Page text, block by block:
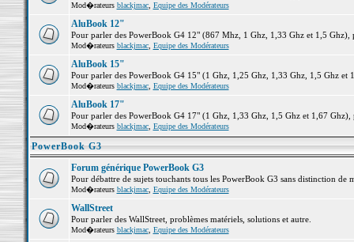
Mod�rateurs blackjmac, Equipe des Modérateurs
AluBook 12"
Pour parler des PowerBook G4 12" (867 Mhz, 1 Ghz, 1,33 Ghz et 1,5 Ghz),
Mod�rateurs blackjmac, Equipe des Modérateurs
AluBook 15"
Pour parler des PowerBook G4 15" (1 Ghz, 1,25 Ghz, 1,33 Ghz, 1,5 Ghz et
Mod�rateurs blackjmac, Equipe des Modérateurs
AluBook 17"
Pour parler des PowerBook G4 17" (1 Ghz, 1,33 Ghz, 1,5 Ghz et 1,67 Ghz),
Mod�rateurs blackjmac, Equipe des Modérateurs
PowerBook G3
Forum générique PowerBook G3
Pour débattre de sujets touchants tous les PowerBook G3 sans distinction de
Mod�rateurs blackjmac, Equipe des Modérateurs
WallStreet
Pour parler des WallStreet, problèmes matériels, solutions et autre.
Mod�rateurs blackjmac, Equipe des Modérateurs